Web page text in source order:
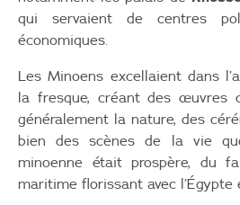
qui servaient de centres
économiques.
Les Minoens excellaient dans
la fresque, créant des œuvres
généralement la nature, des
bien des scènes de la vie
minoenne était prospère, du
maritime florissant avec l’Égypte